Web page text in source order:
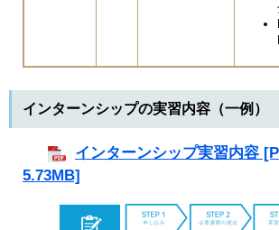
インターンシップの実習内容​（一例）
インターンシップ実習内容
5.73MB]